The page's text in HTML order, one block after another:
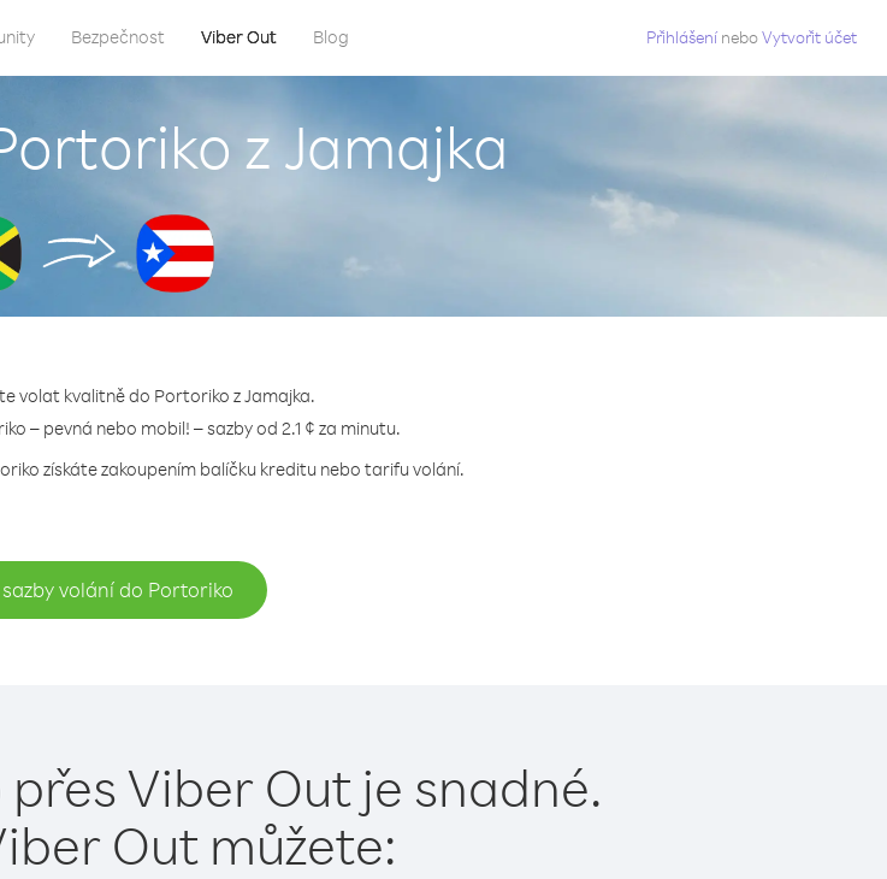
Bezpečnost Viber Out Blog Přihlášení neboVytvořit účet
z Jamajka
volat kvalitně do Portoriko z Jamajka.
– pevná nebo mobil! – sazby od 2.1 ¢ za minutu.
získáte zakoupením balíčku kreditu nebo tarifu volání.
volání do Portoriko
Viber Out je snadné.
Out můžete: